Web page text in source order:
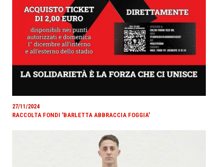
27/11/2024
RACCOLTA FONDI 'BARLETTA ABBRACCIA FOGGIA'